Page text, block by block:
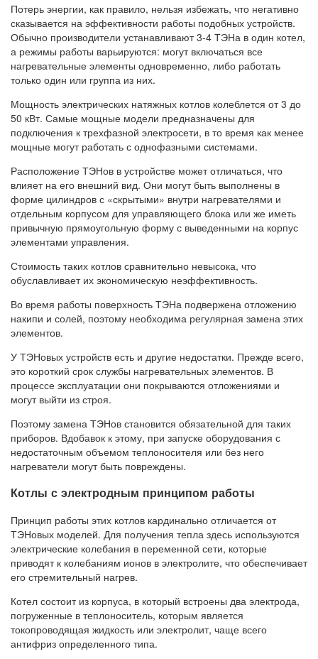
Потерь энергии, как правило, нельзя избежать, что негативно
сказывается на эффективности работы подобных устройств.
Обычно производители устанавливают 3-4 ТЭНа в один котел,
а режимы работы варьируются: могут включаться все
нагревательные элементы одновременно, либо работать
только один или группа из них.
Мощность электрических натяжных котлов колеблется от 3 до
50 кВт. Самые мощные модели предназначены для
подключения к трехфазной электросети, в то время как менее
мощные могут работать с однофазными системами.
Расположение ТЭНов в устройстве может отличаться, что
влияет на его внешний вид. Они могут быть выполнены в
форме цилиндров с «скрытыми» внутри нагревателями и
отдельным корпусом для управляющего блока или же иметь
привычную прямоугольную форму с выведенными на корпус
элементами управления.
Стоимость таких котлов сравнительно невысока, что
обуславливает их экономическую неэффективность.
Во время работы поверхность ТЭНа подвержена отложению
накипи и солей, поэтому необходима регулярная замена этих
элементов.
У ТЭНовых устройств есть и другие недостатки. Прежде всего,
это короткий срок службы нагревательных элементов. В
процессе эксплуатации они покрываются отложениями и
могут выйти из строя.
Поэтому замена ТЭНов становится обязательной для таких
приборов. Вдобавок к этому, при запуске оборудования с
недостаточным объемом теплоносителя или без него
нагреватели могут быть повреждены.
Котлы с электродным принципом работы
Принцип работы этих котлов кардинально отличается от
ТЭНовых моделей. Для получения тепла здесь используются
электрические колебания в переменной сети, которые
приводят к колебаниям ионов в электролите, что обеспечивает
его стремительный нагрев.
Котел состоит из корпуса, в который встроены два электрода,
погруженные в теплоноситель, которым является
токопроводящая жидкость или электролит, чаще всего
антифриз определенного типа.